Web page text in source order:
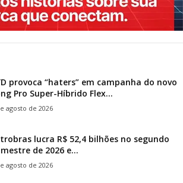
provoca “haters” em campanha do novo
Pro Super-Híbrido Flex...
agosto de 2026
lucra R$ 52,4 bilhões no segundo
de 2026 e...
agosto de 2026